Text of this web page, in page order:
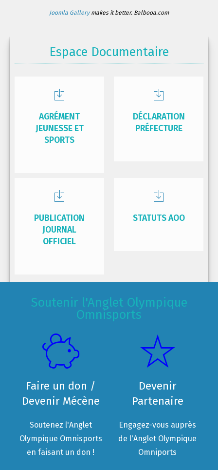
Joomla Gallerymakes it better. Balbooa.com
Espace Documentaire
AGRÉMENT
JEUNESSE ET
SPORTS
DÉCLARATION
PRÉFECTURE
PUBLICATION
JOURNAL
OFFICIEL
STATUTS AOO
Soutenir l'Anglet Olympique
Omnisports
Faire un don /
Devenir Mécène
Soutenez l'Anglet
Olympique Omnisports
en faisant un don !
Devenir
Partenaire
Engagez-vous auprès
de l'Anglet Olympique
Omniports